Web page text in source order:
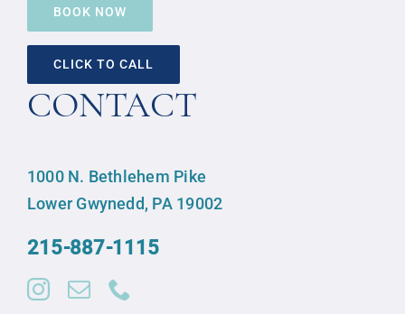
BOOK NOW
CLICK TO CALL
CONTACT
1000 N. Bethlehem Pike
Lower Gwynedd, PA 19002
215-887-1115